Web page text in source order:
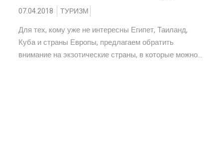
07.04.2018 ТУРИЗМ
Для тех, кому уже не интересны Египет, Таиланд,
Куба и страны Европы, предлагаем обратить
внимание на экзотические страны, в которые можно...